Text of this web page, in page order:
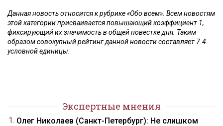
Данная новость относится к рубрике «Обо всем». Всем новостям
этой категории присваивается повышающий коэффициент 1,
фиксирующий их значимость в общей повестке дня. Таким
образом совокупный рейтинг данной новости составляет 7.4
условной единицы.
Экспертные мнения
Олег Николаев (Санкт-Петербург): Не слишком